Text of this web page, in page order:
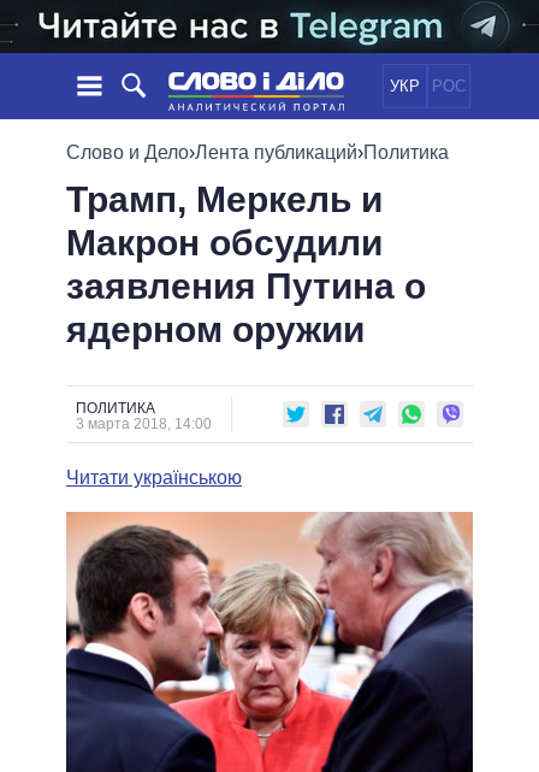
УКР РОС
НОВОСТИ
ЛЕНТА
СОБЫТИЯ
СТАТЬИ
ОБЗОРЫ
ДАЙДЖЕСТЫ
ПОЛИТИКА
ЭКОНОМИКА
ОБЩЕСТВО
МИР
ОБЕЩАНИЯ
ПОЛИТИКИ
ПРЕЗИДЕНТ И ОФИС
ВЕРХОВНАЯ РАДА
КАБИНЕТ МИНИСТРОВ
МЭРЫ
ВСЕ ПЕРСОНЫ
ИНФОГРАФИКА
ПОДДЕРЖАТЬ
СРАВНЕНИЕ ПОЛИТИКОВ
Слово и Дело›Лента публикаций›Политика
Трамп, Меркель и
Макрон обсудили
заявления Путина о
ядерном оружии
ПОЛИТИКА
3 марта 2018, 14:00
Читати українською